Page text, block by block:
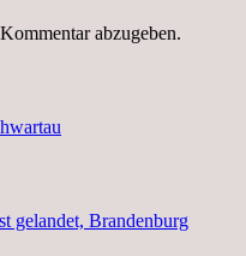
abzugeben.
gelandet, Brandenburg